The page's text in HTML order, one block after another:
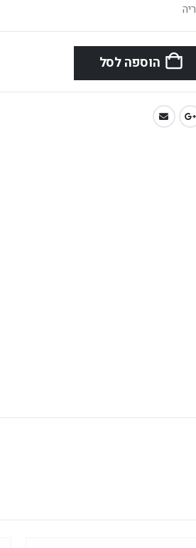
הוספה לסל